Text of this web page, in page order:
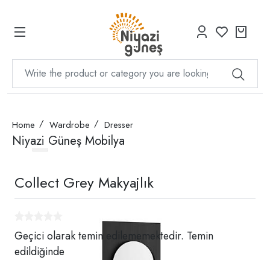
Home Wardrobe Dresser
Niyazi Güneş Mobilya
Collect Grey Makyajlık
Geçici olarak temin edilememektedir. Temin
edildiğinde